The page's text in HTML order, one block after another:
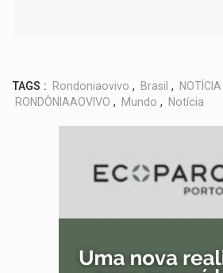
TAGS : Rondoniaovivo , Brasil , NOTÍCIA
RONDÔNIAAOVIVO , Mundo , Notícia